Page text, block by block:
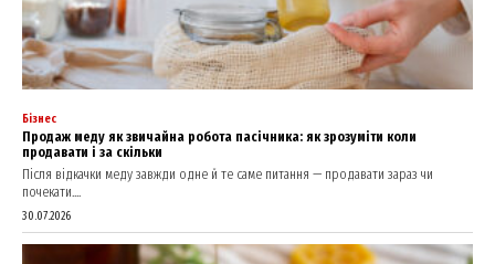
Бізнес
Продаж меду як звичайна робота пасічника: як зрозуміти коли
продавати і за скільки
Після відкачки меду завжди одне й те саме питання — продавати зараз чи
почекати....
30.07.2026